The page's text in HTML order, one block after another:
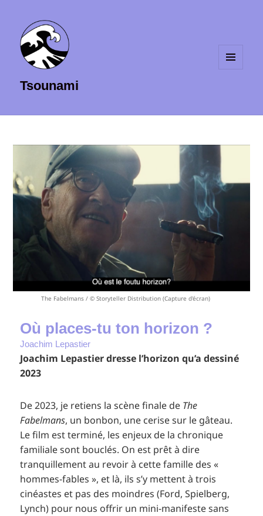
Tsounami
The Fabelmans / © Storyteller Distribution (Capture d'écran)
Où places-tu ton horizon ?
Joachim Lepastier
Joachim Lepastier dresse l’horizon qu’a dessiné
2023
De 2023, je retiens la scène finale de The
Fabelmans, un bonbon, une cerise sur le gâteau.
Le film est terminé, les enjeux de la chronique
familiale sont bouclés. On est prêt à dire
tranquillement au revoir à cette famille des «
hommes-fables », et là, ils s’y mettent à trois
cinéastes et pas des moindres (Ford, Spielberg,
Lynch) pour nous offrir un mini-manifeste sans